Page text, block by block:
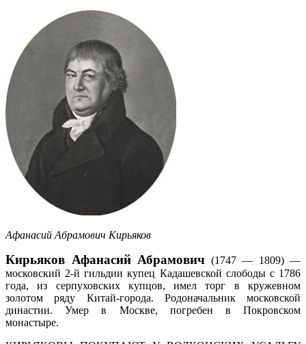
Афанасий Абрамович Кирьяков
Кирьяков Афанасий Абрамович (1747 — 1809) —
московский 2-й гильдии купец Кадашевской слободы с 1786
года, из серпуховских купцов, имел торг в кружевном
золотом ряду Китай-города. Родоначальник московской
династии. Умер в Москве, погребен в Покровском
монастыре.